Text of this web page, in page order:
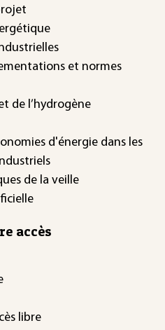
et normes
de l’hydrogène
d'énergie dans les
de la veille
accès
libre